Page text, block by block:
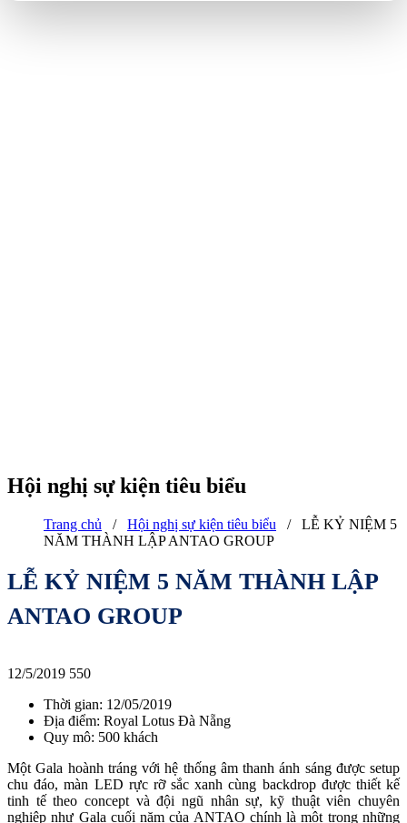
Hội nghị sự kiện tiêu biểu
Trang chủ / Hội nghị sự kiện tiêu biểu / LỄ KỶ NIỆM 5
NĂM THÀNH LẬP ANTAO GROUP
LỄ KỶ NIỆM 5 NĂM THÀNH LẬP
ANTAO GROUP
12/5/2019 550
Thời gian: 12/05/2019
Địa điểm: Royal Lotus Đà Nẵng
Quy mô: 500 khách
Một Gala hoành tráng với hệ thống âm thanh ánh sáng được setup
chu đáo, màn LED rực rỡ sắc xanh cùng backdrop được thiết kế
tinh tế theo concept và đội ngũ nhân sự, kỹ thuật viên chuyên
nghiệp như Gala cuối năm của ANTAO chính là một trong những